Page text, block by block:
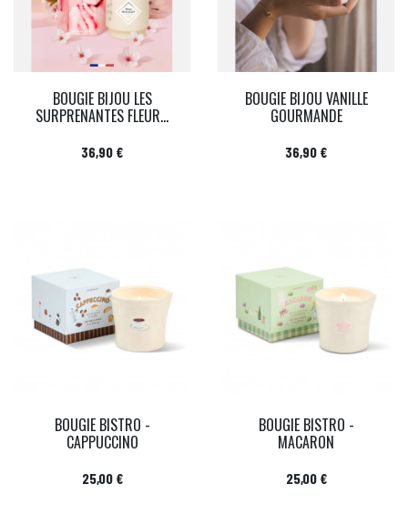
BOUGIE BIJOU LES
SURPRENANTES FLEUR...
Prix
36,90 €
BOUGIE BIJOU VANILLE
GOURMANDE
Prix
36,90 €
BOUGIE BISTRO -
CAPPUCCINO
Prix
25,00 €
BOUGIE BISTRO -
MACARON
Prix
25,00 €